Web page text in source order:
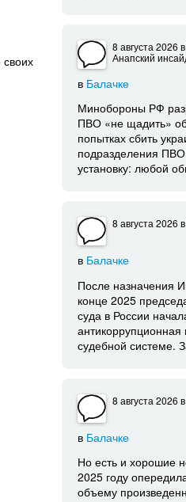
8 августа 2026
Анапский
в Балачке
Минобороны РФ
ПВО «не щадить»
попытках сбить
подразделения
установку: любой
8 августа 2026
в Балачке
После назначения
конце 2025
суда в России
судебной системе.
8 августа 2026
в Балачке
Но есть и хорошие
2025 году
объему